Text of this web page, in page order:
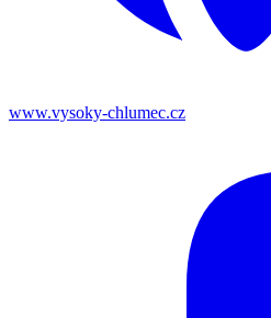
www.vysoky-chlumec.cz